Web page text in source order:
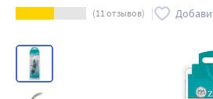
(11отзывов)